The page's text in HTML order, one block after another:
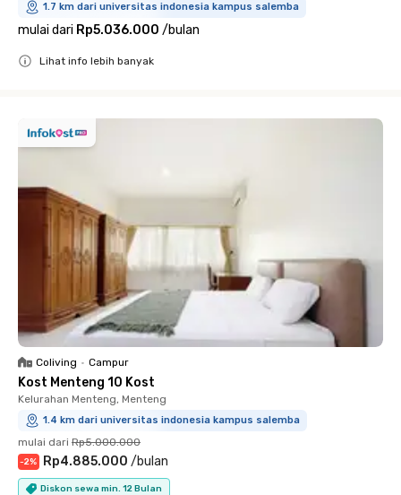
1.7 km dari universitas indonesia kampus salemba
mulai dari Rp5.036.000 /bulan
Lihat info lebih banyak
Coliving • Campur
Kost Menteng 10 Kost
Kelurahan Menteng, Menteng
1.4 km dari universitas indonesia kampus salemba
mulai dari Rp5.000.000
-2% Rp4.885.000 /bulan
Diskon sewa min. 12 Bulan